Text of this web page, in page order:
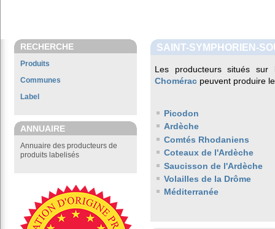
RECHERCHE
Produits
Communes
Label
ANNUAIRE
Annuaire des producteurs de
produits labelisés
SAINT-SYMPHORIEN-
Les producteurs situés
Chomérac peuvent produire
Picodon
Ardèche
Comtés Rhodaniens
Coteaux de l'Ardèche
Saucisson de l'Ardèche
Volailles de la Drôme
Méditerranée